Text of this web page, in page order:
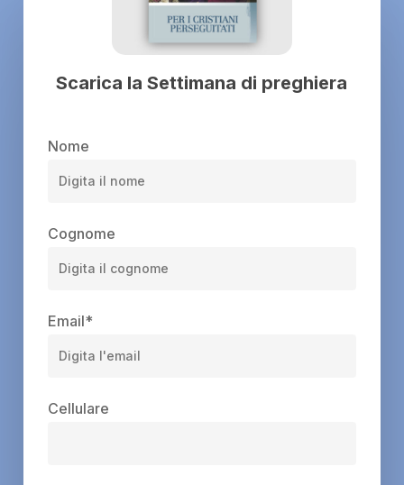
Scarica la Settimana di preghiera
Nome
Cognome
Email*
Cellulare